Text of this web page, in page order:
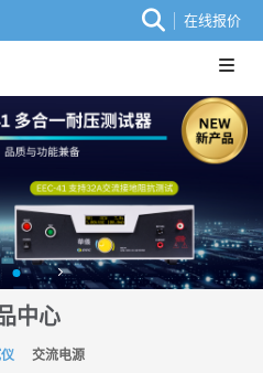
在线报价
中心
交流电源